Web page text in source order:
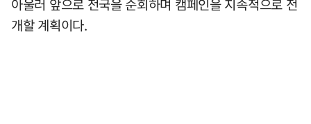
아울러 앞으로 전국을 순회하며 캠페인을 지속적으로 전
개할 계획이다.